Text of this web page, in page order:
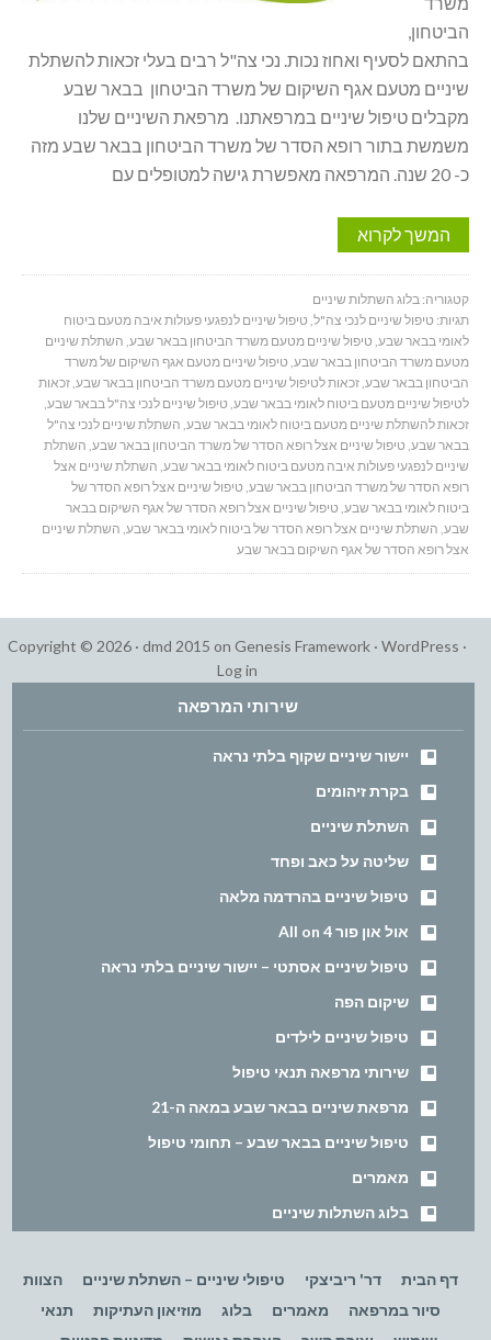
הביטחון,
בהתאם לסעיף ואחוז נכות. נכי צה"ל רבים בעלי זכאות להשתלת
שיניים מטעם אגף השיקום של משרד הביטחון בבאר שבע
מקבלים טיפול שיניים במרפאתנו. מרפאת השיניים שלנו
משמשת בתור רופא הסדר של משרד הביטחון בבאר שבע מזה
כ- 20 שנה. המרפאה מאפשרת גישה למטופלים עם
המשך לקרוא
קטגוריה: בלוג השתלות שיניים
תגיות: טיפול שיניים לנכי צה"ל, טיפול שיניים לנפגעי פעולות איבה מטעם ביטוח
לאומי בבאר שבע, טיפול שיניים מטעם משרד הביטחון בבאר שבע, השתלת שיניים
מטעם משרד הביטחון בבאר שבע, טיפול שיניים מטעם אגף השיקום של משרד
הביטחון בבאר שבע,זכאות לטיפול שיניים מטעם משרד הביטחון בבאר שבע,זכאות
לטיפול שיניים מטעם ביטוח לאומי בבאר שבע, טיפול שיניים לנכי צה"ל בבאר שבע,
זכאות להשתלת שיניים מטעם ביטוח לאומי בבאר שבע, השתלת שיניים לנכי צה"ל
בבאר שבע, טיפול שיניים אצל רופא הסדר של משרד הביטחון בבאר שבע, השתלת
שיניים לנפגעי פעולות איבה מטעם ביטוח לאומי בבאר שבע, השתלת שיניים אצל
רופא הסדר של משרד הביטחון בבאר שבע, טיפול שיניים אצל רופא הסדר של
ביטוח לאומי בבאר שבע, טיפול שיניים אצל רופא הסדר של אגף השיקום בבאר
שבע, השתלת שיניים אצל רופא הסדר של ביטוח לאומי בבאר שבע, השתלת שיניים
אצל רופא הסדר של אגף השיקום בבאר שבע
Copyright © 2026 · dmd 2015 on Genesis Framework · WordPress ·
Log in
שירותי המרפאה
יישור שיניים שקוף בלתי נראה
בקרת זיהומים
השתלת שיניים
שליטה על כאב ופחד
טיפול שיניים בהרדמה מלאה
אול און פור All on 4
טיפול שיניים אסתטי – יישור שיניים בלתי נראה
שיקום הפה
טיפול שיניים לילדים
שירותי מרפאה תנאי טיפול
מרפאת שיניים בבאר שבע במאה ה-21
טיפול שיניים בבאר שבע – תחומי טיפול
מאמרים
בלוג השתלות שיניים
דף הבית דר' ריביצקי טיפולי שיניים – השתלת שיניים
הצוות
סיור במרפאה
מאמרים בלוג מוזיאון העתיקות
תנאי